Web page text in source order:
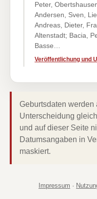
Peter,
Andersen, Sven,
Andreas, Dieter,
Altenstadt; Bacia,
Basse…
Veröffentlichung und
Geburtsdaten
Unterscheidung
und auf dieser Seite
Datumsangaben in
maskiert.
Impressum ·